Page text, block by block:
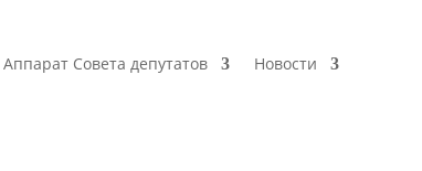
Аппарат Совета депутатов Новости